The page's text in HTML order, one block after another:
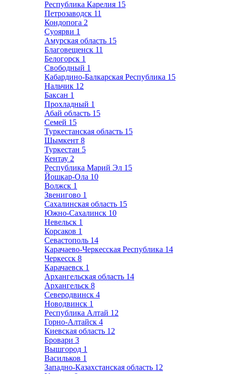
Республика Карелия 15
Петрозаводск 11
Кондопога 2
Суоярви 1
Амурская область 15
Благовещенск 11
Белогорск 1
Свободный 1
Кабардино-Балкарская Республика 15
Нальчик 12
Баксан 1
Прохладный 1
Абай область 15
Семей 15
Туркестанская область 15
Шымкент 8
Туркестан 5
Кентау 2
Республика Марий Эл 15
Йошкар-Ола 10
Волжск 1
Звенигово 1
Сахалинская область 15
Южно-Сахалинск 10
Невельск 1
Корсаков 1
Севастополь 14
Карачаево-Черкесская Республика 14
Черкесск 8
Карачаевск 1
Архангельская область 14
Архангельск 8
Северодвинск 4
Новодвинск 1
Республика Алтай 12
Горно-Алтайск 4
Киевская область 12
Бровари 3
Вышгород 1
Васильков 1
Западно-Казахстанская область 12